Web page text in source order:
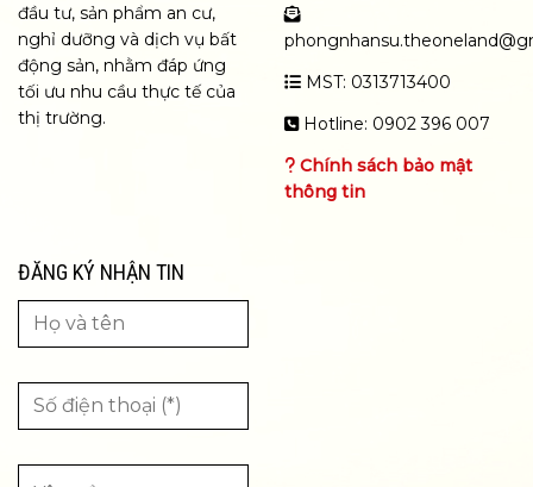
đầu tư, sản phẩm an cư,
nghỉ dưỡng và dịch vụ bất
động sản, nhằm đáp ứng
tối ưu nhu cầu thực tế của
thị trường.
MST: 0313713400
Hotline: 0902 396 007
Chính sách bảo mật
thông tin
ĐĂNG KÝ NHẬN TIN